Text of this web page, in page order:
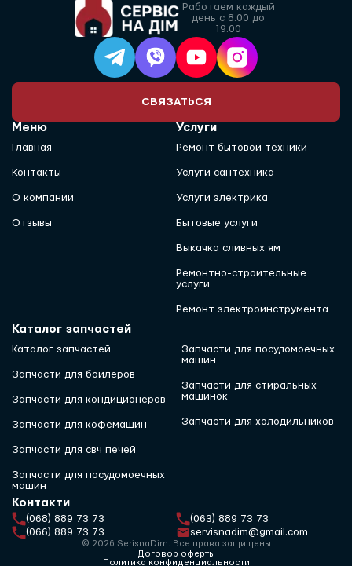
Работаем каждый
день с 8.00 до
19.00
СВЯЗАТЬСЯ
Меню
Главная
Контакты
О компании
Отзывы
Услуги
Ремонт бытовой техники
Услуги сантехника
Услуги электрика
Бытовые услуги
Выкачка сливных ям
Ремонтно-строительные
услуги
Ремонт электроинструмента
Каталог запчастей
Каталог запчастей
Запчасти для бойлеров
Запчасти для кондиционеров
Запчасти для кофемашин
Запчасти для свч печей
Запчасти для посудомоечных
машин
Запчасти для посудомоечных
машин
Запчасти для стиральных
машинок
Запчасти для холодильников
Контакти
(068) 889 73 73
(063) 889 73 73
(066) 889 73 73
servisnadim@gmail.com
© 2026 SerisnaDim. Все права защищены
Договор оферты
Политика конфиденциальности